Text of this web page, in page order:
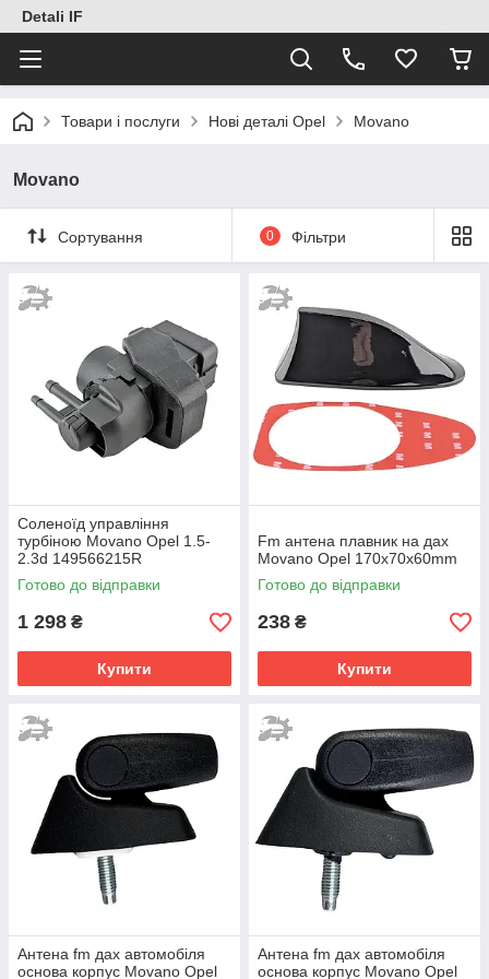
Detali IF
Товари і послуги Нові деталі Opel Movano
Movano
Сортування 0 Фільтри
Cоленоїд управління
турбіною Movano Opel 1.5-
2.3d 149566215R
8200946078 1495600Q1G
Готово до відправки
1 298 ₴
Купити
Fm антена плавник на дах
Movano Opel 170х70х60mm
Готово до відправки
238 ₴
Купити
Антена fm дах автомобіля
основа корпус Movano Opel
Антена fm дах автомобіля
основа корпус Movano Opel